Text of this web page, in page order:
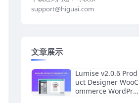
support@higuai.com
文章展示
Lumise v2.0.6 Prod
uct Designer WooC
ommerce WordPre